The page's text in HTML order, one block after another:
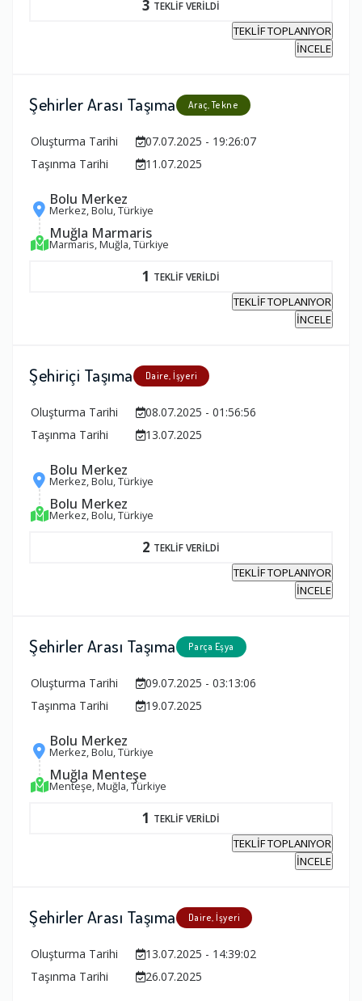
3 TEKLİF VERİLDİ
TEKLİF TOPLANIYOR
İNCELE
Şehirler Arası Taşıma Araç, Tekne
Oluşturma Tarihi
07.07.2025 - 19:26:07
Taşınma Tarihi
11.07.2025
Bolu Merkez
Merkez, Bolu, Türkiye
Muğla Marmaris
Marmaris, Muğla, Türkiye
1 TEKLİF VERİLDİ
TEKLİF TOPLANIYOR
İNCELE
Şehiriçi Taşıma Daire, İşyeri
Oluşturma Tarihi
08.07.2025 - 01:56:56
Taşınma Tarihi
13.07.2025
Bolu Merkez
Merkez, Bolu, Türkiye
Bolu Merkez
Merkez, Bolu, Türkiye
2 TEKLİF VERİLDİ
TEKLİF TOPLANIYOR
İNCELE
Şehirler Arası Taşıma Parça Eşya
Oluşturma Tarihi
09.07.2025 - 03:13:06
Taşınma Tarihi
19.07.2025
Bolu Merkez
Merkez, Bolu, Türkiye
Muğla Menteşe
Menteşe, Muğla, Türkiye
1 TEKLİF VERİLDİ
TEKLİF TOPLANIYOR
İNCELE
Şehirler Arası Taşıma Daire, İşyeri
Oluşturma Tarihi
13.07.2025 - 14:39:02
Taşınma Tarihi
26.07.2025